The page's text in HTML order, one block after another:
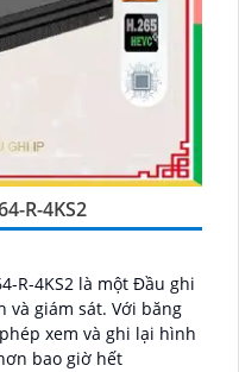
R-4KS2
R-4KS2 là một Đầu ghi
sát. Với băng
xem và ghi lại hình
bao giờ hết